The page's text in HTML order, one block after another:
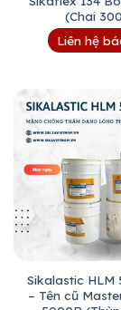
(Chai
Liên hệ
Sikalastic HLM
– Tên cũ